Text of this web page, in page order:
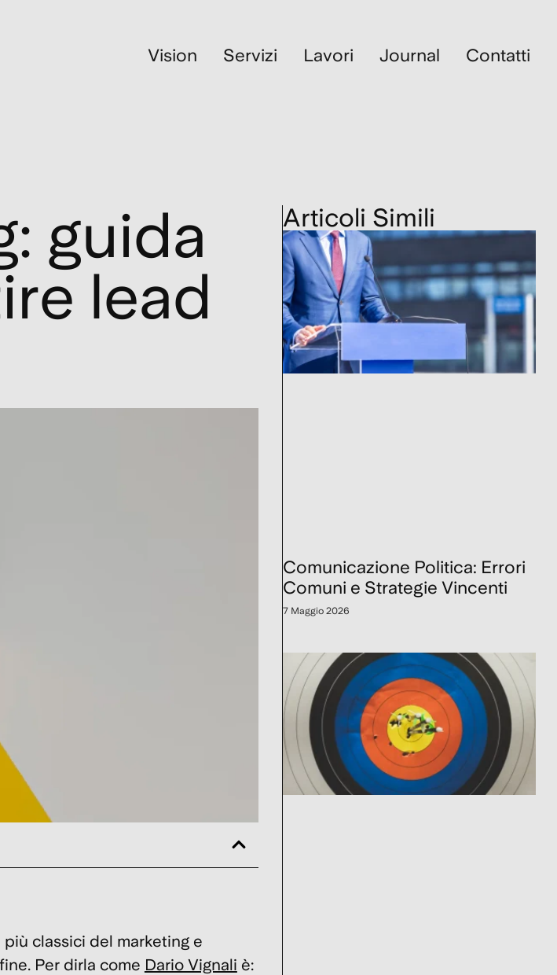
Vision Servizi Lavori Journal Contatti
guida
lead
classici del marketing e
Per dirla come Dario Vignali è:
Articoli Simili
Comunicazione Politica: Errori
Comuni e Strategie Vincenti
7 Maggio 2026